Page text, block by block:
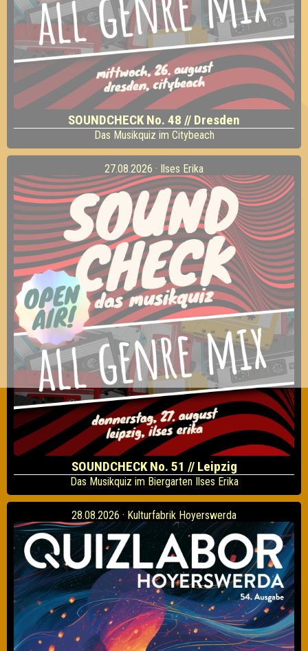
SOUNDCHECK No. 48 // Dresden
Das Musikquiz im Citybeach
27.08.2026 · Ilses Erika
SOUNDCHECK No. 51 // Leipzig
Das Musikquiz im Biergarten Ilses Erika
28.08.2026 · Kulturfabrik Hoyerswerda